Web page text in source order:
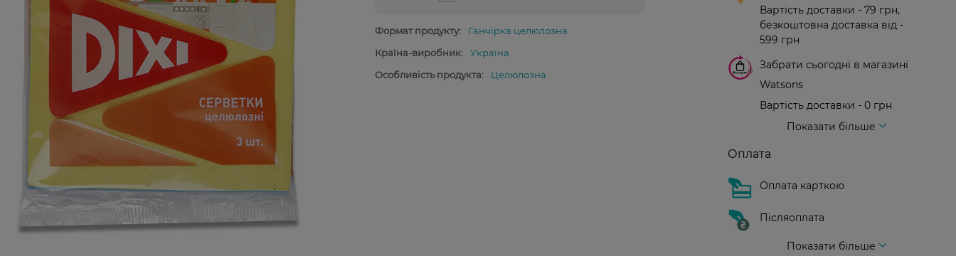
Формат продукту:
Ганчірка целюлозна
Країна-виробник:
Україна
Особливість продукта:
Целюлозна
Вартість доставки - 79 грн,
безкоштовна доставка від -
599 грн
Забрати сьогодні в магазині
Watsons
Вартість доставки - 0 грн
Показати більше
Оплата
Оплата карткою
Післяоплата
Показати більше